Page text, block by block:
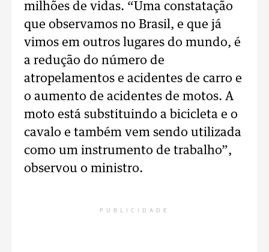
milhões de vidas. “Uma constatação
que observamos no Brasil, e que já
vimos em outros lugares do mundo, é
a redução do número de
atropelamentos e acidentes de carro e
o aumento de acidentes de motos. A
moto está substituindo a bicicleta e o
cavalo e também vem sendo utilizada
como um instrumento de trabalho”,
observou o ministro.
PUBLICIDADE